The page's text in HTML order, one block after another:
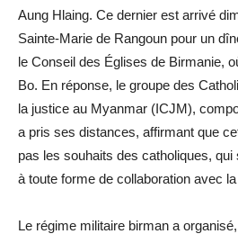
Aung Hlaing. Ce dernier est arrivé
Sainte-Marie de Rangoun pour un
le Conseil des Églises de Birmanie,
Bo. En réponse, le groupe des
la justice au Myanmar (ICJM),
a pris ses distances, affirmant que
pas les souhaits des catholiques,
à toute forme de collaboration avec la
Le régime militaire birman a